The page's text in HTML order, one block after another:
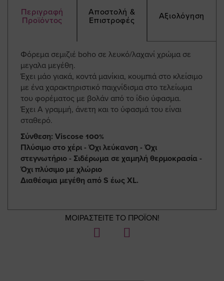
Περιγραφή
Προϊόντος
Αποστολή &
Επιστροφές
Αξιολόγηση
Φόρεμα σεμιζιέ boho σε λευκό/λαχανί χρώμα σε
μεγαλα μεγέθη.
Έχει μάο γιακά, κοντά μανίκια, κουμπιά στο κλείσιμο
με ένα χαρακτηριστικό παιχνίδισμα στο τελείωμα
του φορέματος με βολάν από το ίδιο ύφασμα.
Έχει Α γραμμή, άνετη και το ύφασμά του είναι
σταθερό.
Σύνθεση: Viscose 100%
Πλύσιμο στο χέρι - Όχι λεύκανση - Όχι
στεγνωτήριο - Σιδέρωμα σε χαμηλή θερμοκρασία -
Όχι πλύσιμο με χλώριο
Διαθέσιμα μεγέθη από S έως XL.
ΜΟΙΡΑΣΤΕΙΤΕ ΤΟ ΠΡΟΪΟΝ!